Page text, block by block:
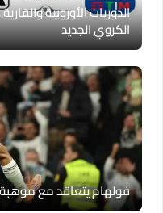
الدوريات الأوروبية
الكروي الجديد
فولهام يتعاقد مع موهبة ريال مدريد